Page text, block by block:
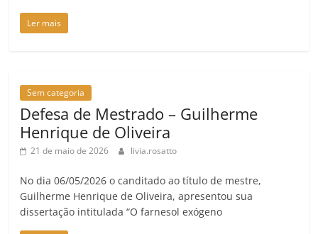
Ler mais
Sem categoria
Defesa de Mestrado – Guilherme
Henrique de Oliveira
21 de maio de 2026 livia.rosatto
No dia 06/05/2026 o canditado ao título de mestre,
Guilherme Henrique de Oliveira, apresentou sua
dissertação intitulada “O farnesol exógeno